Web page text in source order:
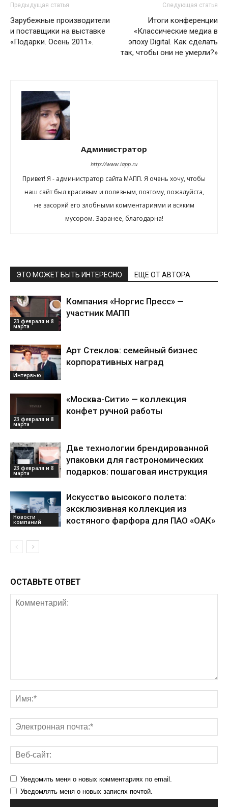
Предыдущая статья
Зарубежные производители
и поставщики на выставке
«Подарки. Осень 2011».
Следующая статья
Итоги конференции
«Классические медиа в
эпоху Digital. Как сделать
так, чтобы они не умерли?»
Администратор
http://www.iapp.ru
Привет! Я - администратор сайта МАПП. Я очень хочу, чтобы
наш сайт был красивым и полезным, поэтому, пожалуйста,
не засоряй его злобными комментариями и всяким
мусором. Заранее, благодарна!
ЭТО МОЖЕТ БЫТЬ ИНТЕРЕСНО ЕЩЕ ОТ АВТОРА
23 февраля и 8
марта
Компания «Норгис Пресс» —
участник МАПП
Интервью
Арт Стеклов: семейный бизнес
корпоративных наград
23 февраля и 8
марта
«Москва-Сити» — коллекция
конфет ручной работы
23 февраля и 8
марта
Две технологии брендированной
упаковки для гастрономических
подарков: пошаговая инструкция
Новости
компаний
Искусство высокого полета:
эксклюзивная коллекция из
костяного фарфора для ПАО «ОАК»
ОСТАВЬТЕ ОТВЕТ
Уведомить меня о новых комментариях по email.
Уведомлять меня о новых записях почтой.